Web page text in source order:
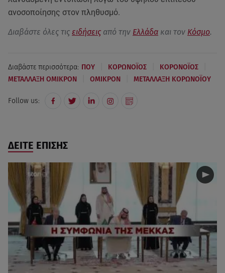
ανοσοποίησης στον πληθυσμό.
Διαβάστε όλες τις ειδήσεις από την Ελλάδα και τον Κόσμο.
Διαβάστε περισσότερα: ΠΟΥ ΚΟΡΩΝΟΪΟΣ ΚΟΡΟΝΟΪΟΣ
ΜΕΤΑΛΛΑΞΗ ΟΜΙΚΡΟΝ ΟΜΙΚΡΟΝ ΜΕΤΑΛΛΑΞΗ ΚΟΡΩΝΟΪΟΥ
Follow us:
ΔΕΙΤΕ ΕΠΙΣΗΣ